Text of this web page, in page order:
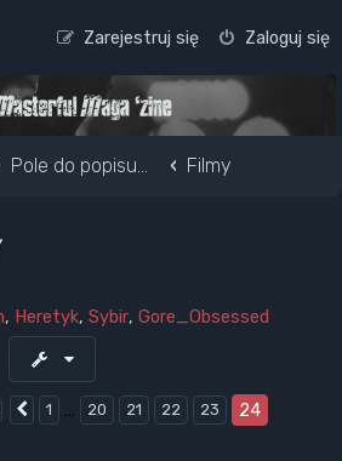
Zaloguj się
Zarejestruj się
Pole do popisu... Filmy
, Heretyk, Sybir, Gore_Obsessed
Strona 24 z24
Poprzednia
1 … 20 21 22 23 24